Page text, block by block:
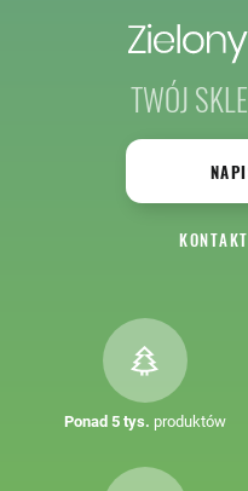
TWÓJ
KONTAKT
Ponad 5 tys. produktów